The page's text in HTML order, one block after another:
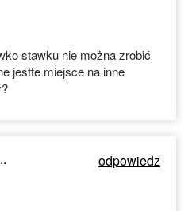
stawku nie można zrobić
jestte miejsce na inne
odpowiedz